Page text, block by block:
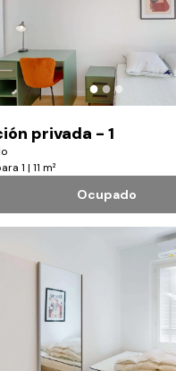
●●●
privada - 1
1 | 11 m²
Ocupado